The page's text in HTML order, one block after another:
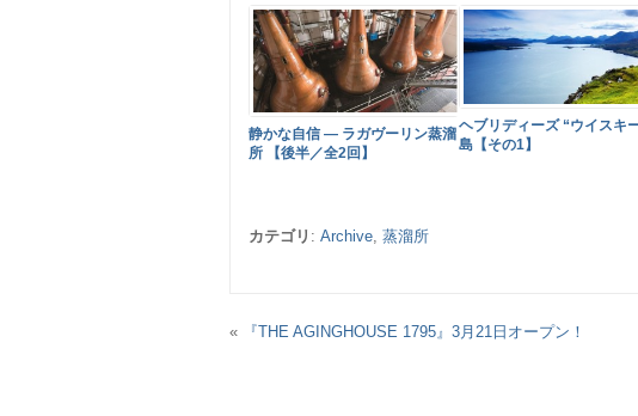
静かな自信 ― ラガヴーリン蒸溜
所 【後半／全2回】
ヘブリディーズ “ウイスキ
島【その1】
カテゴリ : Archive, 蒸溜所
« 『THE AGINGHOUSE 1795』3月21日オープン！